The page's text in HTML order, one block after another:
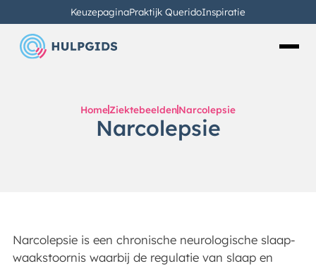
KeuzepaginaPraktijk QueridoInspiratie
HomeZiektebeeldenNarcolepsie
Narcolepsie
Narcolepsie is een chronische neurologische slaap-
waakstoornis waarbij de regulatie van slaap en